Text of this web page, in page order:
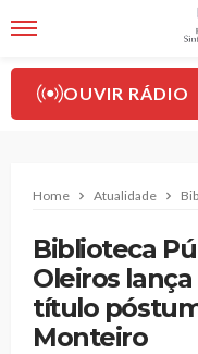
OUVIR RÁDIO
Home Atualidade
Biblioteca
Oleiros
título
Monteiro